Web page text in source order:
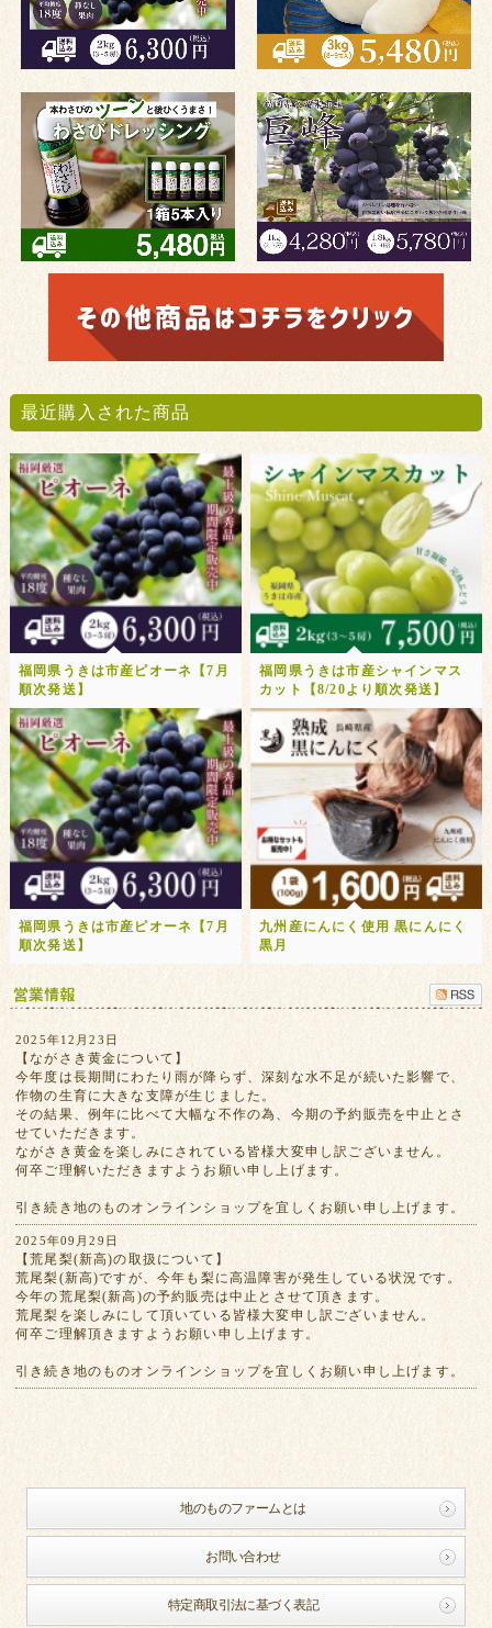
最近購入された商品
福岡県うきは市産ピオーネ【7月
順次発送】
福岡県うきは市産シャインマス
カット【8/20より順次発送】
福岡県うきは市産ピオーネ【7月
順次発送】
九州産にんにく使用 黒にんにく
黒月
2025年12月23日
【ながさき黄金について】
今年度は長期間にわたり雨が降らず、深刻な水不足が続いた影響で、
作物の生育に大きな支障が生じました。
その結果、例年に比べて大幅な不作の為、今期の予約販売を中止とさ
せていただきます。
ながさき黄金を楽しみにされている皆様大変申し訳ございません。
何卒ご理解いただきますようお願い申し上げます。
引き続き地のものオンラインショップを宜しくお願い申し上げます。
2025年09月29日
【荒尾梨(新高)の取扱について】
荒尾梨(新高)ですが、今年も梨に高温障害が発生している状況です。
今年の荒尾梨(新高)の予約販売は中止とさせて頂きます。
荒尾梨を楽しみにして頂いている皆様大変申し訳ございません。
何卒ご理解頂きますようお願い申し上げます。
引き続き地のものオンラインショップを宜しくお願い申し上げます。
地のものファームとは
お問い合わせ
特定商取引法に基づく表記